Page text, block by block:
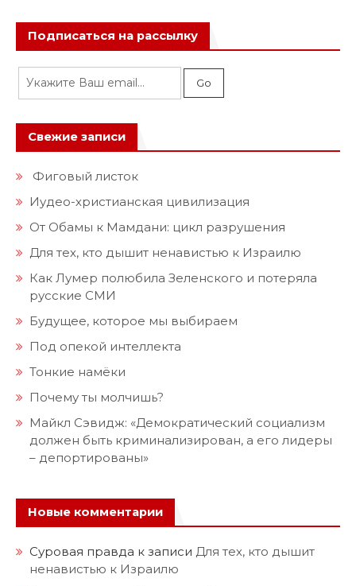
Подписаться на рассылку
Свежие записи
Фиговый листок
Иудео-христианская цивилизация
От Обамы к Мамдани: цикл разрушения
Для тех, кто дышит ненавистью к Израилю
Как Лумер полюбила Зеленского и потеряла
русские СМИ
Будущее, которое мы выбираем
Под опекой интеллекта
Тонкие намёки
Почему ты молчишь?
Майкл Сэвидж: «Демократический социализм
должен быть криминализирован, а его лидеры
– депортированы»
Новые комментарии
Суровая правда к записи Для тех, кто дышит
ненавистью к Израилю